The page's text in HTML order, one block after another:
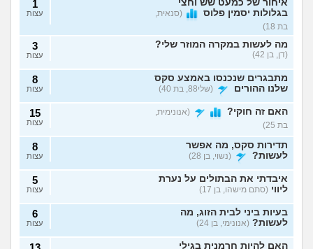
איחור של כמעט שש וחצי
בגלולות יסמין פלוס
(סנאית,
בת 18)
1
עצות
מה לעשות במקרה המוזר שלי?
(דן, בן 42)
3
עצות
מתבגרים שנכנסו באמצע סקס
שלנו ההורים
(שלי88, בת 40)
8
עצות
האם זה חוקי?
(אנונימית,
בת 25)
15
עצות
תדירות סקס, מה אפשר
לעשות?
(נשוי, בן 28)
8
עצות
איבדתי את הבתולים על נערת
ליווי (סתם מישהו, בן 17)
5
עצות
בעיות ביני לבית הזוג, מה
לעשות? (אנונימי, בן 24)
6
עצות
האם להיות חרמנית בגילי